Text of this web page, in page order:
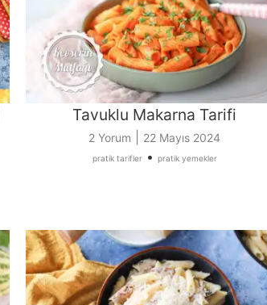
Tavuklu Makarna Tarifi
2 Yorum 22 Mayıs 2024
pratik tarifler• pratik yemekler